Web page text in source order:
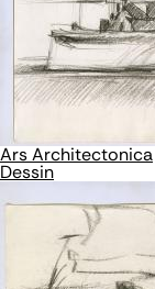
Ars Architectonica
Dessin